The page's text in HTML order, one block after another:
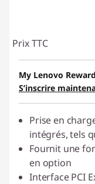
Prix TTC
My Lenovo
S’inscrire
Prise en
intégrés, tels
Fournit une
en option
Interface PCI